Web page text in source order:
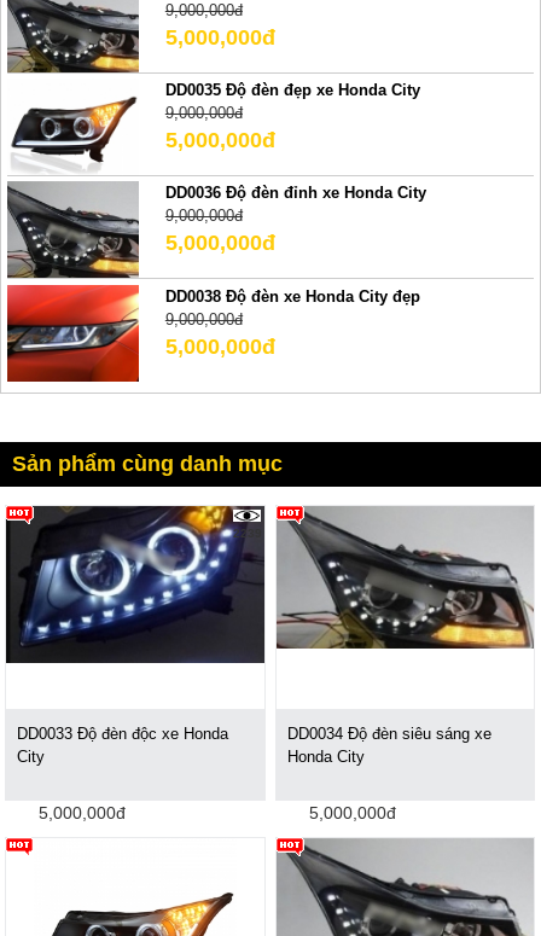
9,000,000đ
5,000,000đ
DD0035 Độ đèn đẹp xe Honda City
9,000,000đ
5,000,000đ
DD0036 Độ đèn đỉnh xe Honda City
9,000,000đ
5,000,000đ
DD0038 Độ đèn xe Honda City đẹp
9,000,000đ
5,000,000đ
Sản phẩm cùng danh mục
2239
DD0033 Độ đèn độc xe Honda
City
5,000,000đ
DD0034 Độ đèn siêu sáng xe
Honda City
5,000,000đ